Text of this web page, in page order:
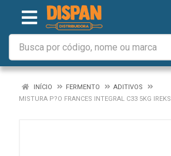
INÍCIO FERMENTO
ADITIVOS
MISTURA P?O FRANCES INTEGRAL C33 5KG IREKS